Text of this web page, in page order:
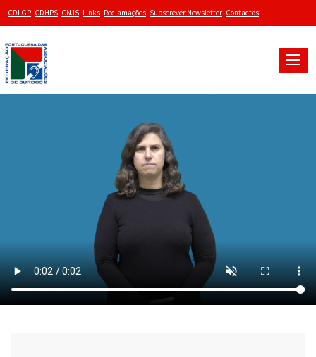
CDLGP CDHPS CNJS Links Reclamações Subscrever Newsletter Contactos
Toggle